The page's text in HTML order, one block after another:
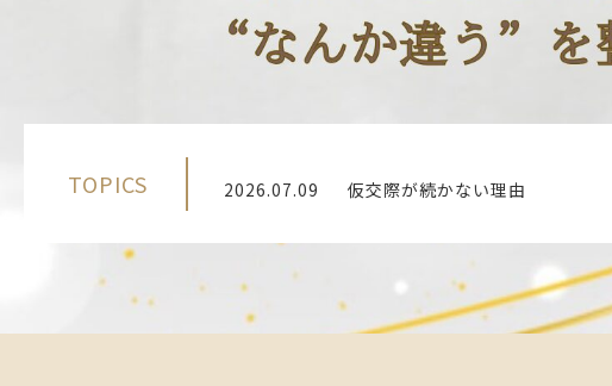
TOPICS 2026.07.09
仮交際が続かない理由